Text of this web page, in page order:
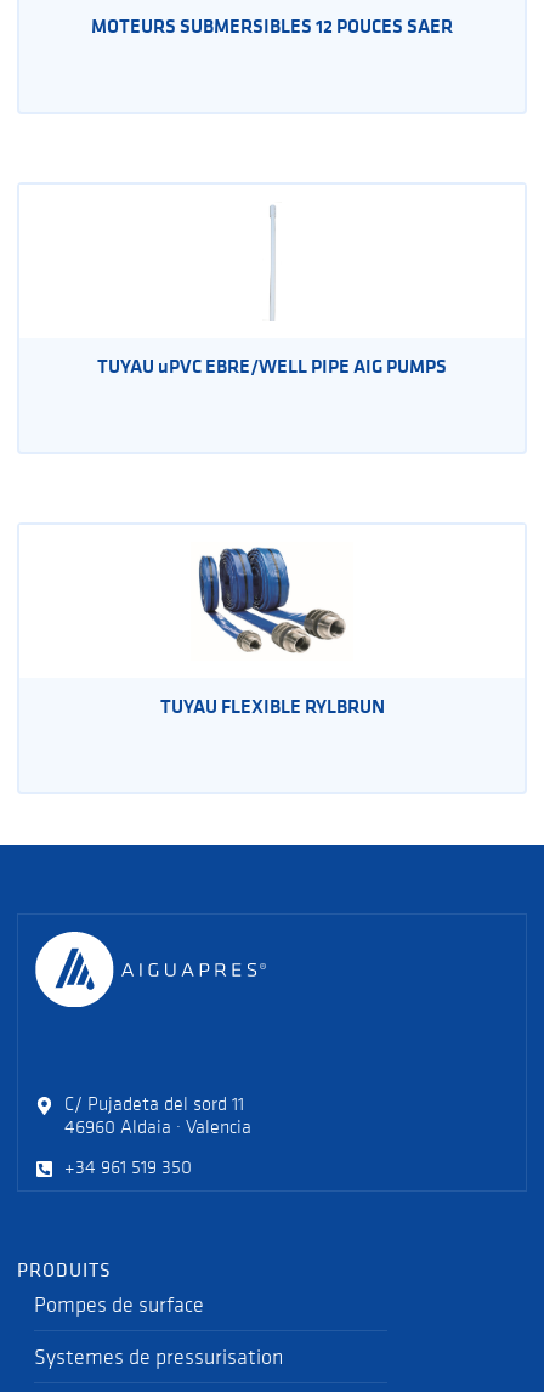
MOTEURS SUBMERSIBLES 12 POUCES SAER
TUYAU uPVC EBRE/WELL PIPE AIG PUMPS
TUYAU FLEXIBLE RYLBRUN
C/ Pujadeta del sord 11
46960 Aldaia · Valencia
+34 961 519 350
PRODUITS
Pompes de surface
Systemes de pressurisation